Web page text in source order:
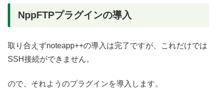
NppFTPプラグインの導入
取り合えずnoteapp++の導入は完了ですが、これだけでは
SSH接続ができません。
ので、それようのプラグインを導入します。